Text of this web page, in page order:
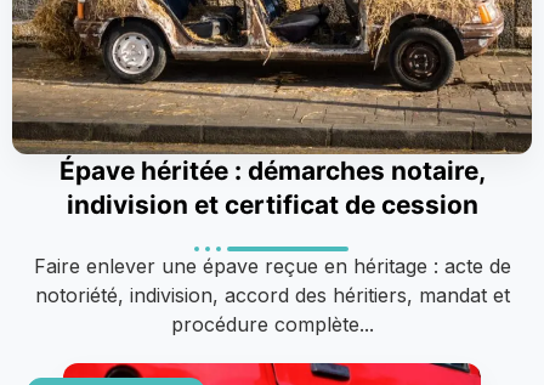
Épave héritée : démarches notaire,
indivision et certificat de cession
Faire enlever une épave reçue en héritage : acte de
notoriété, indivision, accord des héritiers, mandat et
procédure complète...